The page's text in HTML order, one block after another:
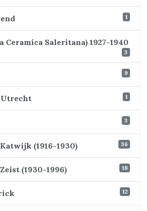
1
Ceramica Saleritana) 1927-1940
3
9
1
3
(1916-1930) 36
(1930-1996) 18
12